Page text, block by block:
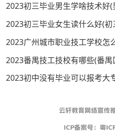
2023初三毕业女生读什么好(
2023番禺技工技校有哪些(番
云轩教育网络宣传
ICP备案号： 粤